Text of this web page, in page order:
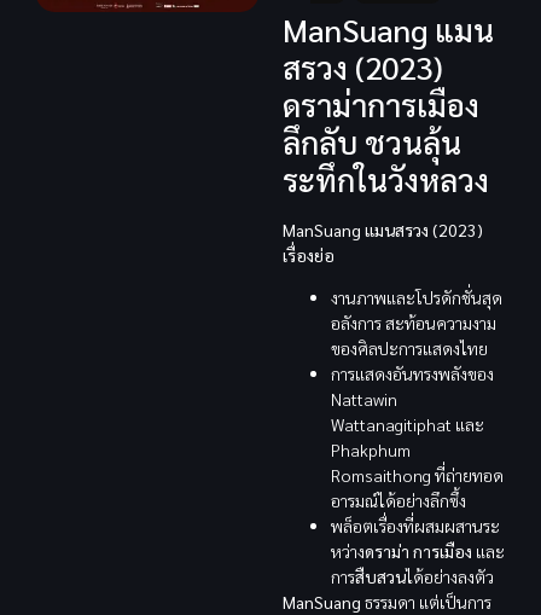
ManSuang แมน
สรวง (2023)
ดราม่าการเมือง
ลึกลับ ชวนลุ้น
ระทึกในวังหลวง
ManSuang แมนสรวง (2023)
เรื่องย่อ
งานภาพและโปรดักชั่นสุด
อลังการ สะท้อนความงาม
ของศิลปะการแสดงไทย
การแสดงอันทรงพลังของ
Nattawin
Wattanagitiphat และ
Phakphum
Romsaithong ที่ถ่ายทอด
อารมณ์ได้อย่างลึกซึ้ง
พล็อตเรื่องที่ผสมผสานระ
หว่างดราม่า การเมือง และ
การสืบสวนได้อย่างลงตัว
ManSuang ธรรมดา แต่เป็นการ